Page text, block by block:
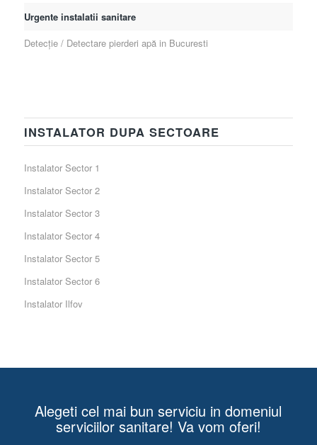
Urgente instalatii sanitare
Detecție / Detectare pierderi apă in Bucuresti
INSTALATOR DUPA SECTOARE
Instalator Sector 1
Instalator Sector 2
Instalator Sector 3
Instalator Sector 4
Instalator Sector 5
Instalator Sector 6
Instalator Ilfov
Alegeti cel mai bun serviciu in domeniul
serviciilor sanitare! Va vom oferi!